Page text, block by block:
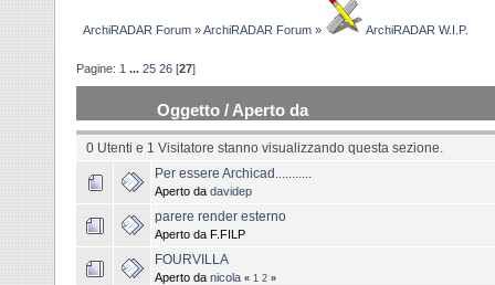
ArchiRADAR Forum »ArchiRADAR Forum » ArchiRADAR W.I.P.
Pagine: 1 ... 25 26 [27]
Oggetto / Aperto da
0 Utenti e 1 Visitatore stanno visualizzando questa sezione.
Per essere Archicad...........
Aperto da davidep
parere render esterno
Aperto da F.FILP
FOURVILLA
Aperto da nicola « 1 2 »